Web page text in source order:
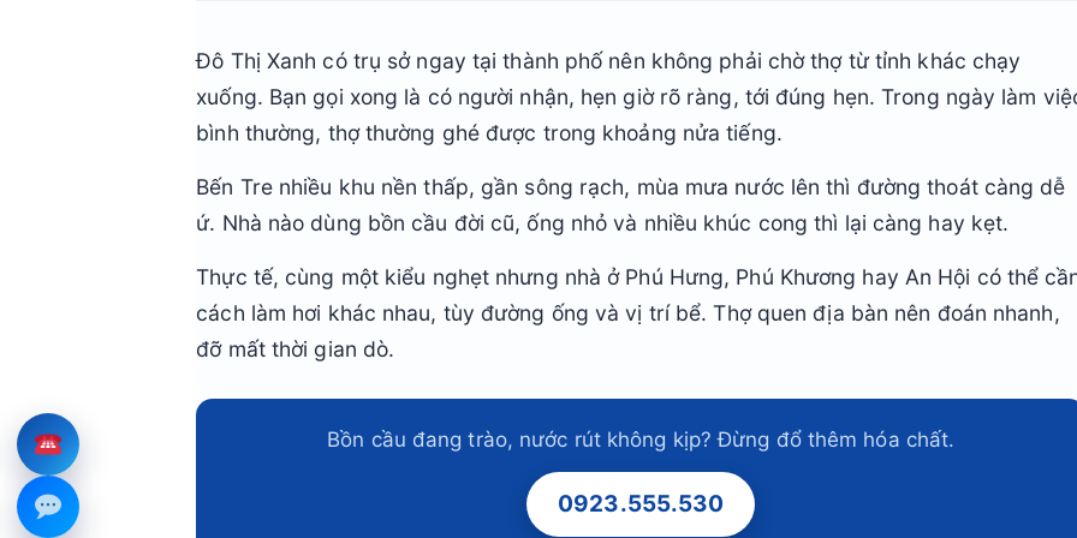
Đô Thị Xanh có trụ sở ngay tại thành phố nên không phải chờ thợ từ tỉnh khác chạy
xuống. Bạn gọi xong là có người nhận, hẹn giờ rõ ràng, tới đúng hẹn. Trong ngày làm
bình thường, thợ thường ghé được trong khoảng nửa tiếng.
Bến Tre nhiều khu nền thấp, gần sông rạch, mùa mưa nước lên thì đường thoát càng dễ
ứ. Nhà nào dùng bồn cầu đời cũ, ống nhỏ và nhiều khúc cong thì lại càng hay kẹt.
Thực tế, cùng một kiểu nghẹt nhưng nhà ở Phú Hưng, Phú Khương hay An Hội có thể
cách làm hơi khác nhau, tùy đường ống và vị trí bể. Thợ quen địa bàn nên đoán nhanh,
đỡ mất thời gian dò.
Bồn cầu đang trào, nước rút không kịp? Đừng đổ thêm hóa chất.
0923.555.530